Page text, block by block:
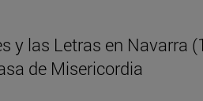
y las Letras en Navarra
de Misericordia